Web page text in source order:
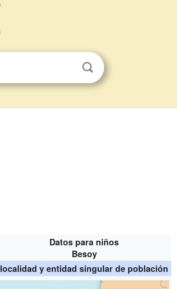
Datos para niños
Besoy
localidad y entidad singular de población